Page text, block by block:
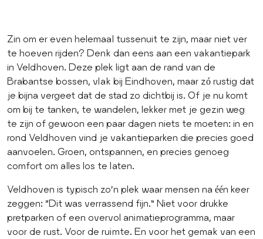
Zin om er even helemaal tussenuit te zijn, maar niet ver
te hoeven rijden? Denk dan eens aan een vakantiepark
in Veldhoven. Deze plek ligt aan de rand van de
Brabantse bossen, vlak bij Eindhoven, maar zó rustig dat
je bijna vergeet dat de stad zo dichtbij is. Of je nu komt
om bij te tanken, te wandelen, lekker met je gezin weg
te zijn of gewoon een paar dagen niets te moeten: in en
rond Veldhoven vind je vakantieparken die precies goed
aanvoelen. Groen, ontspannen, en precies genoeg
comfort om alles los te laten.
Veldhoven is typisch zo’n plek waar mensen na één keer
zeggen: “Dit was verrassend fijn.” Niet voor drukke
pretparken of een overvol animatieprogramma, maar
voor de rust. Voor de ruimte. En voor het gemak van een